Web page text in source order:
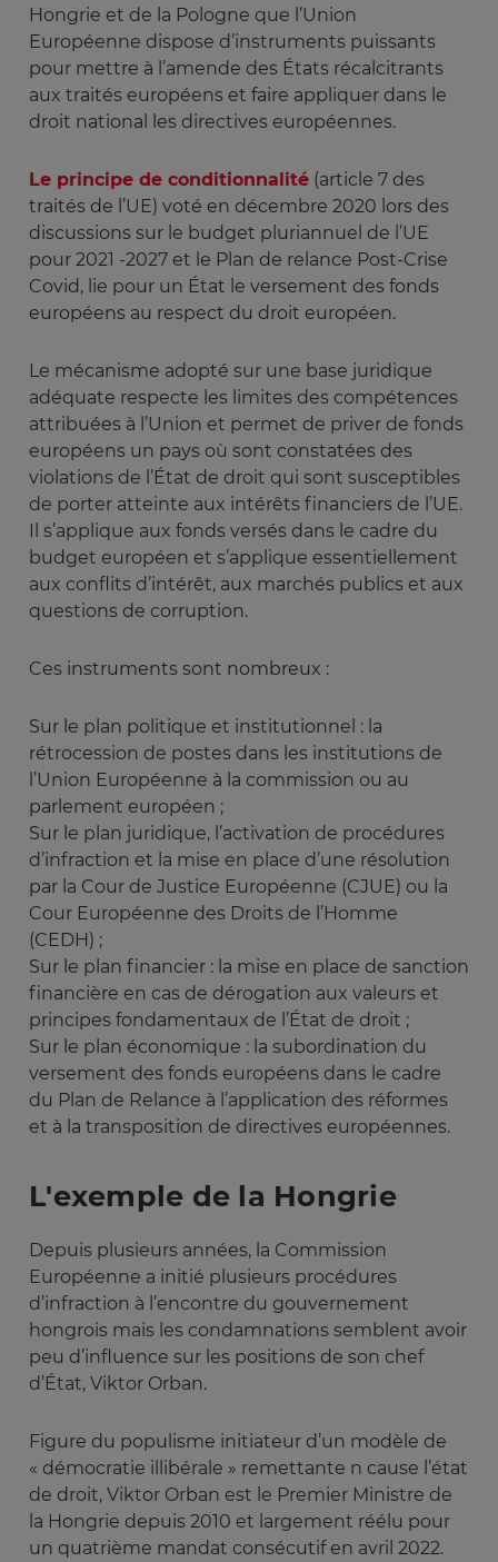
Hongrie et de la Pologne que l’Union
Européenne dispose d’instruments puissants
pour mettre à l’amende des États récalcitrants
aux traités européens et faire appliquer dans le
droit national les directives européennes.
Le principe de conditionnalité (article 7 des
traités de l’UE) voté en décembre 2020 lors des
discussions sur le budget pluriannuel de l’UE
pour 2021 -2027 et le Plan de relance Post-Crise
Covid, lie pour un État le versement des fonds
européens au respect du droit européen.
Le mécanisme adopté sur une base juridique
adéquate respecte les limites des compétences
attribuées à l’Union et permet de priver de fonds
européens un pays où sont constatées des
violations de l’État de droit qui sont susceptibles
de porter atteinte aux intérêts financiers de l’UE.
Il s’applique aux fonds versés dans le cadre du
budget européen et s’applique essentiellement
aux conflits d’intérêt, aux marchés publics et aux
questions de corruption.
Ces instruments sont nombreux :
Sur le plan politique et institutionnel : la
rétrocession de postes dans les institutions de
l’Union Européenne à la commission ou au
parlement européen ;
Sur le plan juridique, l’activation de procédures
d’infraction et la mise en place d’une résolution
par la Cour de Justice Européenne (CJUE) ou la
Cour Européenne des Droits de l’Homme
(CEDH) ;
Sur le plan financier : la mise en place de sanction
financière en cas de dérogation aux valeurs et
principes fondamentaux de l’État de droit ;
Sur le plan économique : la subordination du
versement des fonds européens dans le cadre
du Plan de Relance à l’application des réformes
et à la transposition de directives européennes.
L'exemple de la Hongrie
Depuis plusieurs années, la Commission
Européenne a initié plusieurs procédures
d’infraction à l’encontre du gouvernement
hongrois mais les condamnations semblent avoir
peu d’influence sur les positions de son chef
d’État, Viktor Orban.
Figure du populisme initiateur d’un modèle de
« démocratie illibérale » remettante n cause l’état
de droit, Viktor Orban est le Premier Ministre de
la Hongrie depuis 2010 et largement réélu pour
un quatrième mandat consécutif en avril 2022.